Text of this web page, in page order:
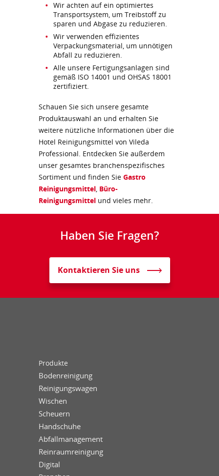
Wir achten auf ein optimiertes
Transportsystem, um Treibstoff zu
sparen und Abgase zu reduzieren.
Wir verwenden effizientes
Verpackungsmaterial, um unnötigen
Abfall zu reduzieren.
Alle unsere Fertigungsanlagen sind
gemäß ISO 14001 und OHSAS 18001
zertifiziert.
Schauen Sie sich unsere gesamte
Produktauswahl an und erhalten Sie
weitere nützliche Informationen über die
Hotel Reinigungsmittel von Vileda
Professional. Entdecken Sie außerdem
unser gesamtes branchenspezifisches
Sortiment und finden Sie Gastro
Reinigungsmittel, Büro-
Reinigungsmittel und vieles mehr.
Haben Sie Fragen?
Kontaktieren Sie uns
Produkte
Bodenreinigung
Reinigungswagen
Wischen
Scheuern
Handschuhe
Abfallmanagement
Reinraumreinigung
Digital